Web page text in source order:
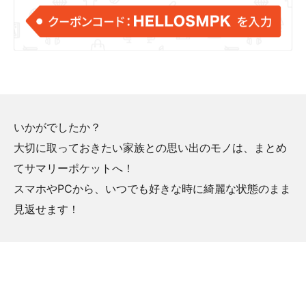
いかがでしたか？
大切に取っておきたい家族との思い出のモノは、まとめ
てサマリーポケットへ！
スマホやPCから、いつでも好きな時に綺麗な状態のまま
見返せます！